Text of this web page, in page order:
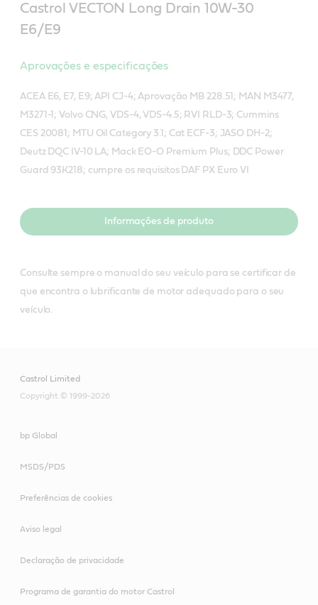
Castrol VECTON Long Drain 10W-30
E6/E9
Aprovações e especificações
ACEA E6, E7, E9; API CJ-4; Aprovação MB 228.51; MAN M3477,
M3271-1; Volvo CNG, VDS-4, VDS-4.5; RVI RLD-3; Cummins
CES 20081; MTU Oil Category 3.1; Cat ECF-3; JASO DH-2;
Deutz DQC IV-10 LA; Mack EO-O Premium Plus; DDC Power
Guard 93K218; cumpre os requisitos DAF PX Euro VI
Informações de produto
Consulte sempre o manual do seu veículo para se certificar de
que encontra o lubrificante de motor adequado para o seu
veículo.
Castrol Limited
Copyright © 1999-2026
bp Global
MSDS/PDS
Preferências de cookies
Aviso legal
Declaração de privacidade
Programa de garantia do motor Castrol